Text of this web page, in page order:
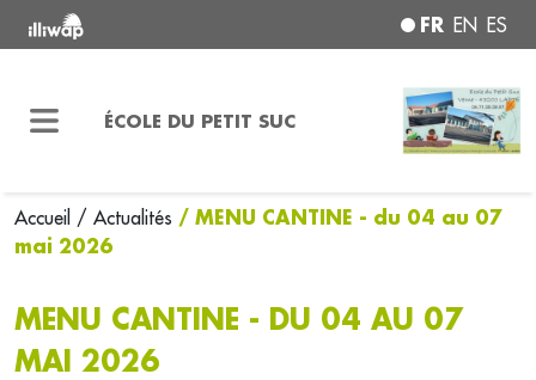
FR EN ES
ÉCOLE DU PETIT SUC
Accueil / Actualités / MENU CANTINE - du 04 au 07
mai 2026
MENU CANTINE - DU 04 AU 07
MAI 2026